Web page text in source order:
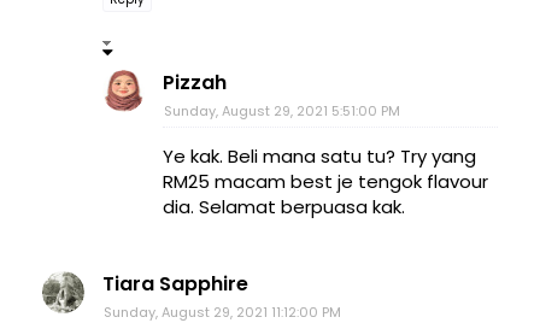
Pizzah
Sunday, August 29, 2021 5:51:00 PM
Ye kak. Beli mana satu tu? Try yang
RM25 macam best je tengok flavour
dia. Selamat berpuasa kak.
Tiara Sapphire
Sunday, August 29, 2021 11:12:00 PM